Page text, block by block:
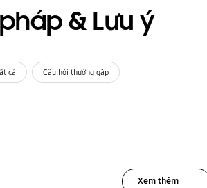
& Lưu ý
cả Câu hỏi thường gặp
Xem thêm